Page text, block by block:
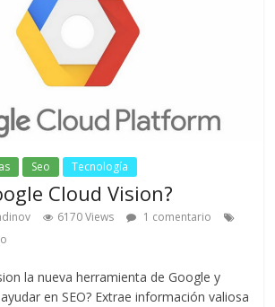
Seo Tecnología
Cloud Vision?
6170 Views
1 comentario
la nueva herramienta de Google y
en SEO? Extrae información valiosa